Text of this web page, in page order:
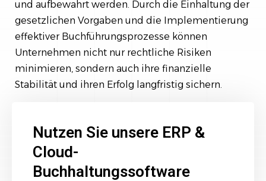
und aufbewahrt werden. Durch die Einhaltung der
gesetzlichen Vorgaben und die Implementierung
effektiver Buchführungsprozesse können
Unternehmen nicht nur rechtliche Risiken
minimieren, sondern auch ihre finanzielle
Stabilität und ihren Erfolg langfristig sichern.
Nutzen Sie unsere ERP &
Cloud-
Buchhaltungssoftware